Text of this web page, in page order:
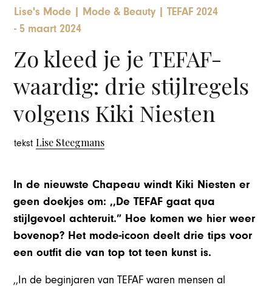
Lise's Mode | Mode & Beauty | TEFAF 2024
- 5 maart 2024
Zo kleed je je TEFAF-
waardig: drie stijlregels
volgens Kiki Niesten
tekstLise Steegmans
In de nieuwste Chapeau windt Kiki Niesten er
geen doekjes om: ,,De TEFAF gaat qua
stijlgevoel achteruit.” Hoe komen we hier weer
bovenop? Het mode-icoon deelt drie tips voor
een outfit die van top tot teen kunst is.
,,In de beginjaren van TEFAF waren mensen al